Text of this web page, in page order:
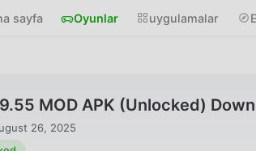
sayfa Oyunlar uygulamalar
MOD APK (Unlocked)
26, 2025